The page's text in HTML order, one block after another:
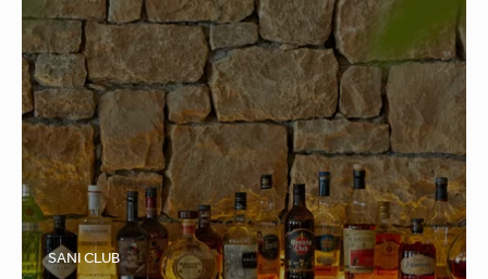
SANI CLUB